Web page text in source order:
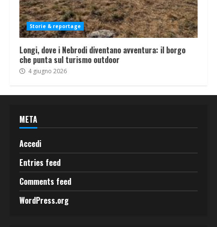
Storie & reportage
Longi, dove i Nebrodi diventano avventura: il borgo
che punta sul turismo outdoor
4 giugno 2026
META
Accedi
Entries feed
Comments feed
WordPress.org